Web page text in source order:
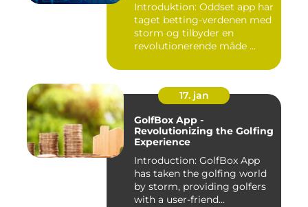
Introduktion: Oddset app har
taget betting-verdenen med
storm og tilbyder en
revolutionerende måde ...
17. jan
GolfBox App -
Revolutionizing the Golfing
Experience
Introduction: GolfBox App
has taken the golfing world
by storm, providing golfers
with a user-friend...